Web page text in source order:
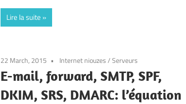
Lire la suite
22 March, 2015 Internet niouzes/Serveurs
E-mail, forward, SMTP, SPF,
DKIM, SRS, DMARC: l’équation